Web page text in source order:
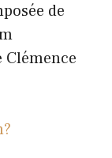
de
Clémence